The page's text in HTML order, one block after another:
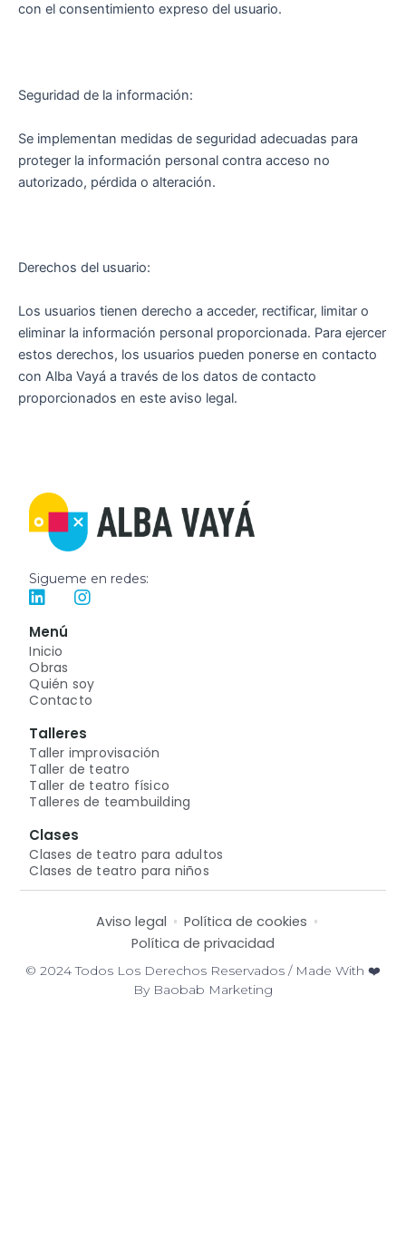
con el consentimiento expreso del usuario.
Seguridad de la información:
Se implementan medidas de seguridad adecuadas para
proteger la información personal contra acceso no
autorizado, pérdida o alteración.
Derechos del usuario:
Los usuarios tienen derecho a acceder, rectificar, limitar o
eliminar la información personal proporcionada. Para ejercer
estos derechos, los usuarios pueden ponerse en contacto
con Alba Vayá a través de los datos de contacto
proporcionados en este aviso legal.
Sigueme en redes:
Menú
Inicio
Obras
Quién soy
Contacto
Talleres
Taller improvisación
Taller de teatro
Taller de teatro físico
Talleres de teambuilding
Clases
Clases de teatro para adultos
Clases de teatro para niños
Aviso legal
Política de cookies
Política de privacidad
© 2024 Todos Los Derechos Reservados / Made With ❤️
By Baobab Marketing